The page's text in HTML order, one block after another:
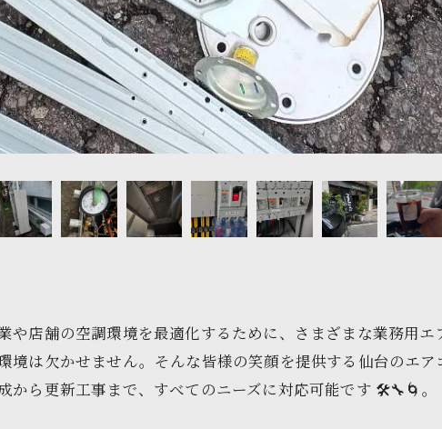
店舗の空調環境を最適化するために、さまざまな業務用エ
は欠かせません。そんな皆様の笑顔を提供する仙台のエア
ら更新工事まで、すべてのニーズに対応可能です 🛠️🔧🌀。